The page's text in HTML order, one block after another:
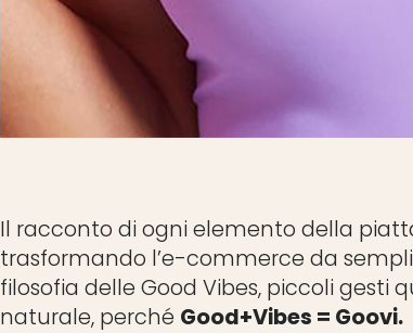
Il racconto di ogni elemento della
trasformando l’e-commerce da
filosofia delle Good Vibes, piccoli gesti
naturale, perché Good+Vibes = Goovi.